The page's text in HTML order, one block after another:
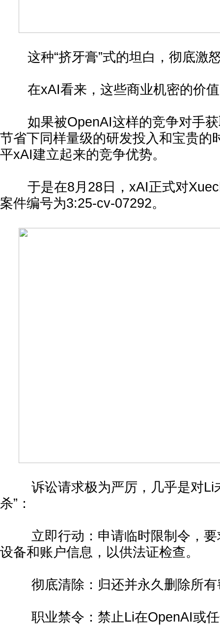
这种“挤牙膏”式的坦白，彻底激
在xAI看来，这些商业机密的价值
如果被OpenAI这样的竞争对手获
节省下同样量级的研发投入和宝贵的
平xAI建立起来的竞争优势。
于是在8月28日，xAI正式对
案件编号为3:25-cv-07292。
诉讼请求极为严厉，几乎是对Li
杀”：
立即行动：申请临时限制令，要
设备和账户信息，以供法证检查。
彻底清除：归还并永久删除所有
职业禁令：禁止Li在OpenAI或任